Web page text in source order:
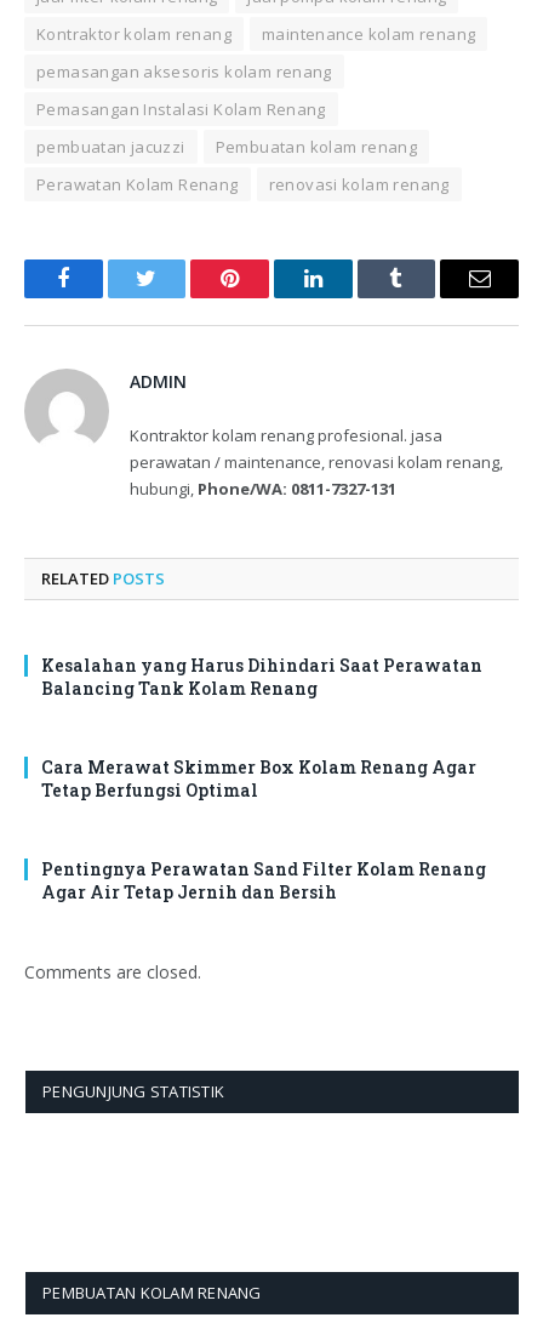
Kontraktor kolam renang
maintenance kolam renang
pemasangan aksesoris kolam renang
Pemasangan Instalasi Kolam Renang
pembuatan jacuzzi
Pembuatan kolam renang
Perawatan Kolam Renang
renovasi kolam renang
FacebookTwitter Pinterest LinkedInTumblr Email
ADMIN
Kontraktor kolam renang profesional. jasa
perawatan / maintenance, renovasi kolam renang,
hubungi, Phone/WA: 0811-7327-131
RELATED POSTS
Kesalahan yang Harus Dihindari Saat Perawatan
Balancing Tank Kolam Renang
Cara Merawat Skimmer Box Kolam Renang Agar
Tetap Berfungsi Optimal
Pentingnya Perawatan Sand Filter Kolam Renang
Agar Air Tetap Jernih dan Bersih
Comments are closed.
PENGUNJUNG STATISTIK
PEMBUATAN KOLAM RENANG